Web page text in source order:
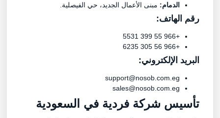
الدمام:مبنى الأعمال الجديد، حي الفيصلية.
رقم الهاتف:
البريد الإلكتروني:
support@nosob.com.eg
sales@nosob.com.eg
تأسيس شركة فردية في السعودية